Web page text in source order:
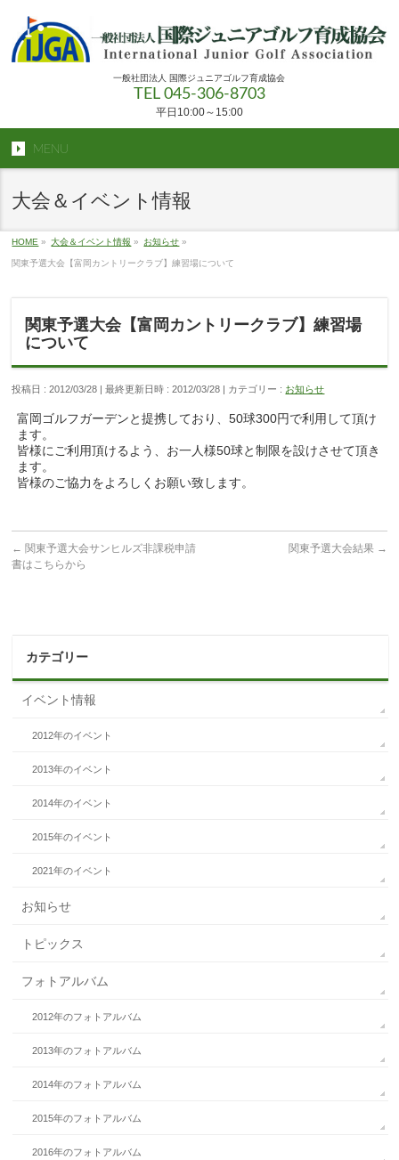
一般社団法人 国際ジュニアゴルフ育成協会
TEL 045-306-8703
平日10:00～15:00
MENU
大会＆イベント情報
HOME » 大会＆イベント情報 » お知らせ »
関東予選大会【富岡カントリークラブ】練習場について
関東予選大会【富岡カントリークラブ】練習場
について
投稿日 : 2012/03/28 最終更新日時 : 2012/03/28 カテゴリー : お知らせ
富岡ゴルフガーデンと提携しており、50球300円で利用して頂け
ます。
皆様にご利用頂けるよう、お一人様50球と制限を設けさせて頂き
ます。
皆様のご協力をよろしくお願い致します。
← 関東予選大会サンヒルズ非課税申請
書はこちらから
関東予選大会結果 →
カテゴリー
イベント情報
2012年のイベント
2013年のイベント
2014年のイベント
2015年のイベント
2021年のイベント
お知らせ
トピックス
フォトアルバム
2012年のフォトアルバム
2013年のフォトアルバム
2014年のフォトアルバム
2015年のフォトアルバム
2016年のフォトアルバム